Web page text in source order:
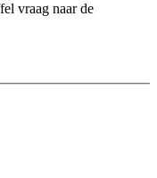
vraag naar de